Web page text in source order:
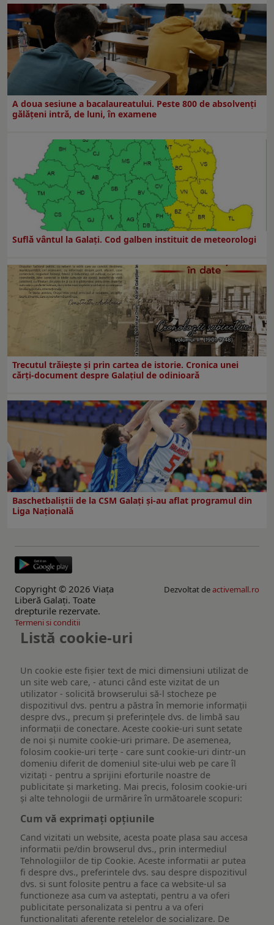
A doua sesiune a bacalaureatului. Peste 800 de absolvenţi
gălăţeni intră, de luni, în examene
Suflă vântul la Galaţi. Cod galben instituit de meteorologi
Trecutul trăiește și prin cartea de istorie. Cronica unei
cărți-document despre Galațiul de odinioară
Baschetbaliștii de la CSM Galați și-au aflat programul din
Liga Națională
Copyright © 2026 Viaţa
Liberă Galaţi. Toate
drepturile rezervate.
Dezvoltat deactivemall.ro
Termeni si conditii
Listă cookie-uri
Un cookie este fişier text de mici dimensiuni utilizat de
un site web care, - atunci când este vizitat de un
utilizator - solicită browserului să-l stocheze pe
dispozitivul dvs. pentru a păstra în memorie informații
despre dvs., precum și preferințele dvs. de limbă sau
informații de conectare. Aceste cookie-uri sunt setate
de noi și numite cookie-uri primare. De asemenea,
folosim cookie-uri terțe - care sunt cookie-uri dintr-un
domeniu diferit de domeniul site-ului web pe care îl
vizitați - pentru a sprijini eforturile noastre de
publicitate și marketing. Mai precis, folosim cookie-uri
și alte tehnologii de urmărire în următoarele scopuri:
Cum vă exprimați opțiunile
Cand vizitati un website, acesta poate plasa sau accesa
informatii pe/din browserul dvs., prin intermediul
Tehnologiilor de tip Cookie. Aceste informatii ar putea
fi despre dvs., preferintele dvs. sau despre dispozitivul
dvs. si sunt folosite pentru a face ca website-ul sa
functioneze asa cum va asteptati, pentru a va oferi
publicitate personalizata si pentru a va oferi
functionalitati aferente retelelor de socializare. De